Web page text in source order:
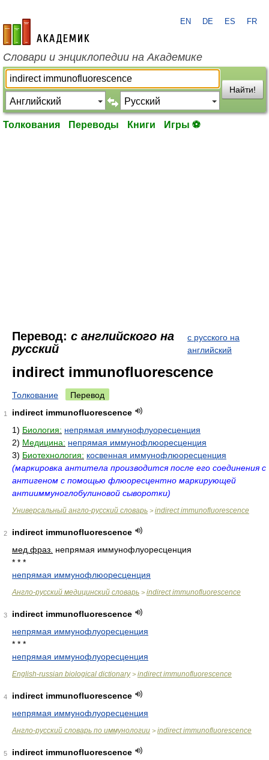
academic.ru
EN DE ES FR
Словари и энциклопедии на Академике
Найти!
Толкования Переводы Книги Игры ⚽
Перевод: с английского на
русский
с русского на
английский
indirect immunofluorescence
Толкование Перевод
1
indirect immunofluorescence
1) Биология: непрямая иммунофлуоресценция
2) Медицина: непрямая иммунофлюоресценция
3) Биотехнология: косвенная иммунофлюоресценция
(маркировка антитела производится после его соединения с
антигеном с помощью флюоресцентно маркирующей
антииммуноглобулиновой сыворотки)
Универсальный англо-русский словарь > indirect immunofluorescence
2
indirect immunofluorescence
мед. фраз. непрямая иммунофлуоресценция
* * *
непрямая иммунофлюоресценция
Англо-русский медицинский словарь > indirect immunofluorescence
3
indirect immunofluorescence
непрямая иммунофлуоресценция
* * *
непрямая иммунофлуоресценция
English-russian biological dictionary> indirect immunofluorescence
4
indirect immunofluorescence
непрямая иммунофлуоресценция
Англо-русский словарь по иммунологии > indirect immunofluorescence
5
indirect immunofluorescence